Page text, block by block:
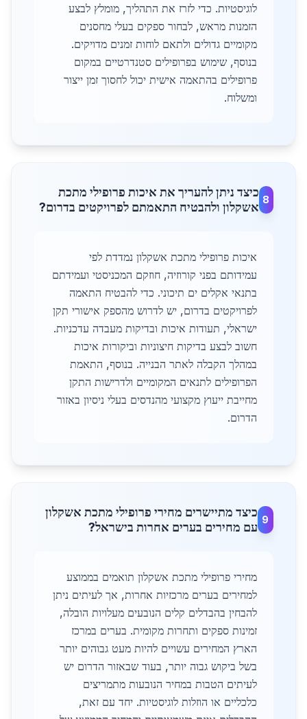
לוגיסטיות. כדי לזרז את התהליך, מומלץ לבצע
הזמנות מראש, לבחור ספקים בעלי מחסנים
מקומיים גדולים ולתאם לוחות זמנים מדויקים.
בנוסף, שימוש בפרופילים סטנדרטיים במקום
פרופילים בהתאמה אישית יכול לחסוך זמן ייצור
ומשלוח.
8
כיצד ניתן להעריך את איכות פרופילי מתכת
אשקלון ולהבטיח התאמתם לפרויקטים בדרום?
איכות פרופילי מתכת אשקלון נמדדת לפי
עמידותם בפני קורוזיה, חוזקם המכניסטי ועמידתם
בתנאי אקלים ים תיכוני. כדי להבטיח התאמה
לפרויקטים בדרום, יש לדרוש מהספק אישורי תקן
ישראלי, תעודות איכות ובדיקות מעבדה עדכניות.
חשוב לבצע בדיקות חיצוניות וביקורות איכות
במהלך הקבלה לאתר הבנייה. בנוסף, התאמת
הפרופילים לתנאים המקומיים ולדרישות התקן
מחייבת ייעוץ מקצועי מהנדסים בעלי ניסיון באזור
הדרום.
9
כיצד מתיישרים מחירי פרופילי מתכת אשקלון
עם מחירים בערים אחרות בישראל?
מחירי פרופילי מתכת אשקלון תואמים בממוצע
למחירים בערים מרכזיות אחרות, אך לעיתים ניתן
להבחין בהבדלים קלים הנובעים מעלויות הובלה,
זמינות ספקים ותחרות מקומית. בערים במרכז
הארץ המחירים עשויים להיות מעט גבוהים יותר
בשל ביקוש גבוה יותר, בעוד שבאזור הדרום יש
לעיתים הטבות במחיר הנובעות מתמריצים
כלכליים או הוזלות לוגיסטיות. יחד עם זאת,